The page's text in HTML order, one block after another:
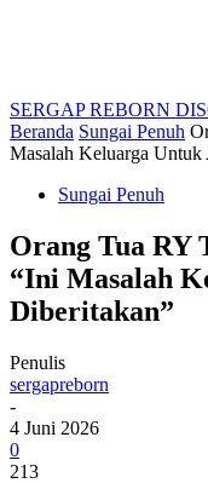
SERGAP REBORN
Beranda Sungai Penuh
Masalah Keluarga
Sungai Penuh
Orang Tua RY
“Ini Masalah
Diberitakan”
Penulis
sergapreborn
-
4 Juni 2026
0
213